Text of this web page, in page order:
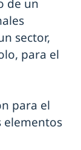
de un
sector,
para el